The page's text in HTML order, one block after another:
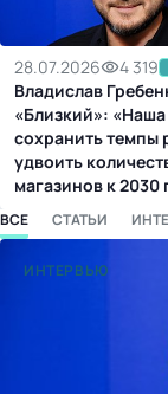
события
бизнес-центр
28.07.2026
4 319
Владислав
«Близкий»: «Наша
сохранить темпы
удвоить
магазинов к 2030
ВСЕ СТАТЬИ
ИНТЕРВЬЮ